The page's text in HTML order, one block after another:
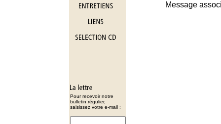
Pour recevoir notre
bulletin régulier,
saisissez votre e-mail :
Message